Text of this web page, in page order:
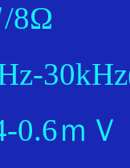
/8Ω
0.6ｍＶ